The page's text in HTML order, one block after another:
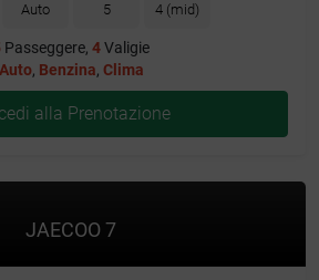
Auto 5 4 (mid)
Passeggere, 4Valigie
Auto, Benzina, Clima
alla Prenotazione
JAECOO 7